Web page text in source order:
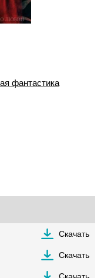
фантастика
Скачать
Скачать
Скачать